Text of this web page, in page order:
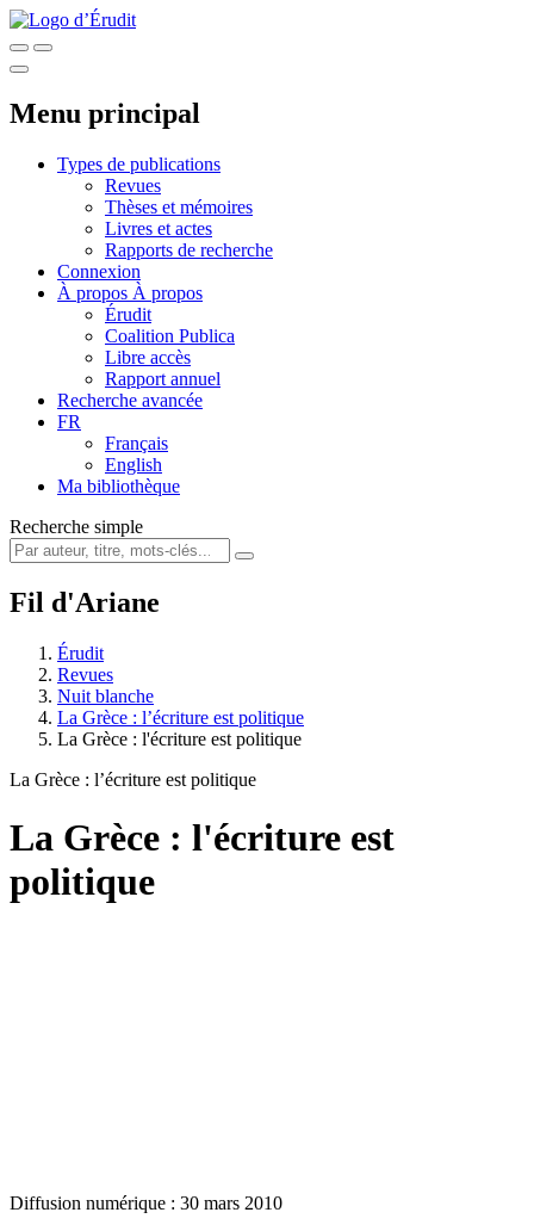
Menu principal
Types de publications
Revues
Thèses et mémoires
Livres et actes
Rapports de recherche
Connexion
À propos À propos
Érudit
Coalition Publica
Libre accès
Rapport annuel
Recherche avancée
FR
Français
English
Ma bibliothèque
Recherche simple
Fil d'Ariane
Érudit
Revues
Nuit blanche
La Grèce : l’écriture est politique
La Grèce : l'écriture est politique
La Grèce : l’écriture est politique
La Grèce : l'écriture est
politique
Diffusion numérique : 30 mars 2010